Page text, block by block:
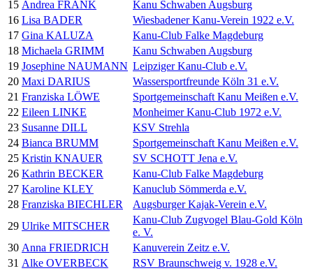
15 Andrea FRANK
Kanu Schwaben Augsburg
16 Lisa BADER
Wiesbadener Kanu-Verein 1922 e.V.
17 Gina KALUZA
Kanu-Club Falke Magdeburg
18 Michaela GRIMM
Kanu Schwaben Augsburg
19 Josephine NAUMANN Leipziger Kanu-Club e.V.
20 Maxi DARIUS
Wassersportfreunde Köln 31 e.V.
21 Franziska LÖWE
Sportgemeinschaft Kanu Meißen e.V.
22 Eileen LINKE
Monheimer Kanu-Club 1972 e.V.
23 Susanne DILL
KSV Strehla
24 Bianca BRUMM
Sportgemeinschaft Kanu Meißen e.V.
25 Kristin KNAUER
SV SCHOTT Jena e.V.
26 Kathrin BECKER
Kanu-Club Falke Magdeburg
27 Karoline KLEY
Kanuclub Sömmerda e.V.
28 Franziska BIECHLER
Augsburger Kajak-Verein e.V.
29 Ulrike MITSCHER
Kanu-Club Zugvogel Blau-Gold Köln
e. V.
30 Anna FRIEDRICH
Kanuverein Zeitz e.V.
31 Alke OVERBECK
RSV Braunschweig v. 1928 e.V.